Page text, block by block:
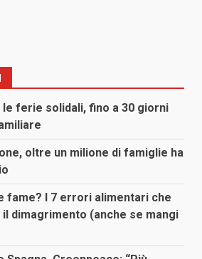
ferie solidali, fino a 30 giorni
oltre un milione di famiglie ha
fame? I 7 errori alimentari che
dimagrimento (anche se mangi